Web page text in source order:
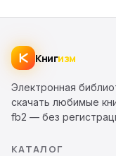
Книгизм
Электронная
скачать любимые
fb2 — без
КАТАЛОГ